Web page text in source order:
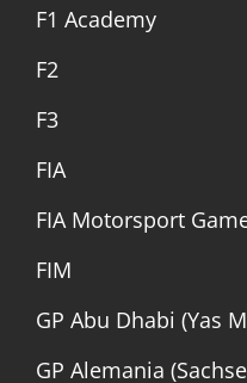
F1 Academy
F2
F3
FIA
FIA Motorsport
FIM
GP Abu Dhabi (Yas
GP Alemania